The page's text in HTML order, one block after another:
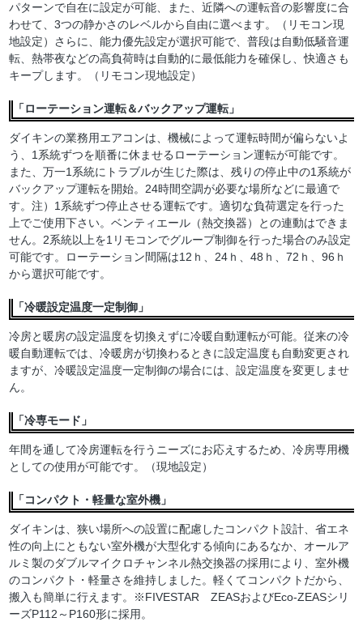
パターンで自在に設定が可能、また、近隣への運転音の影響度に合
わせて、3つの静かさのレベルから自由に選べます。（リモコン現
地設定）さらに、能力優先設定が選択可能で、普段は自動低騒音運
転、熱帯夜などの高負荷時は自動的に最低能力を確保し、快適さも
キープします。（リモコン現地設定）
「ローテーション運転＆バックアップ運転」
ダイキンの業務用エアコンは、機械によって運転時間が偏らないよ
う、1系統ずつを順番に休ませるローテーション運転が可能です。
また、万一1系統にトラブルが生じた際は、残りの停止中の1系統が
バックアップ運転を開始。24時間空調が必要な場所などに最適で
す。注）1系統ずつ停止させる運転です。適切な負荷選定を行った
上でご使用下さい。ベンティエール（熱交換器）との連動はできま
せん。2系統以上を1リモコンでグループ制御を行った場合のみ設定
可能です。ローテーション間隔は12ｈ、24ｈ、48ｈ、72ｈ、96ｈ
から選択可能です。
「冷暖設定温度一定制御」
冷房と暖房の設定温度を切換えずに冷暖自動運転が可能。従来の冷
暖自動運転では、冷暖房が切換わるときに設定温度も自動変更され
ますが、冷暖設定温度一定制御の場合には、設定温度を変更しませ
ん。
「冷専モード」
年間を通して冷房運転を行うニーズにお応えするため、冷房専用機
としての使用が可能です。（現地設定）
「コンパクト・軽量な室外機」
ダイキンは、狭い場所への設置に配慮したコンパクト設計、省エネ
性の向上にともない室外機が大型化する傾向にあるなか、オールア
ルミ製のダブルマイクロチャンネル熱交換器の採用により、室外機
のコンパクト・軽量さを維持しました。軽くてコンパクトだから、
搬入も簡単に行えます。※FIVESTAR ZEASおよびEco-ZEASシリ
ーズP112～P160形に採用。